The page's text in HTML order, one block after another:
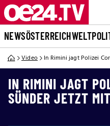
NEWSÖSTERREICHWELT
Video In Rimini jagt Polizei
IN RIMINI JAGT
SÜNDER JETZT